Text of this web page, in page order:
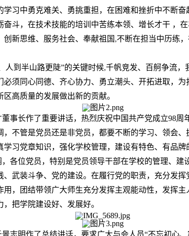
学习中勇克难关、勇挑重担，在困难和挫折中不断
奋斗，在技术技能的培训中苦练本领、增长才干 ，
创新思维、服务社会、奉献祖国 ,不断在担当中历练
人到半山路更陡”的关键时候,千帆竞发、百舸争流，
必须同心同德、齐心协力、勇立潮头、开拓进取，为
区高质量的发展做出新的贡献。
事长作了重要讲话，热烈庆祝中国共产党成立98周
，不管是党员还是非党员，都要不断的学习、领会
习党章知识，强化学校管理，建设有特色、有品牌
各位党员，特别是党员领导干部在学校的管理、建
、武装斗争、党的建设。在履行党的职责，充分发
用，团结带领广大师生充分发挥主观能动性，发挥
把学院建设好、发展好。
景志明作了总结讲话， 要求广大与会人员“不忘初心、